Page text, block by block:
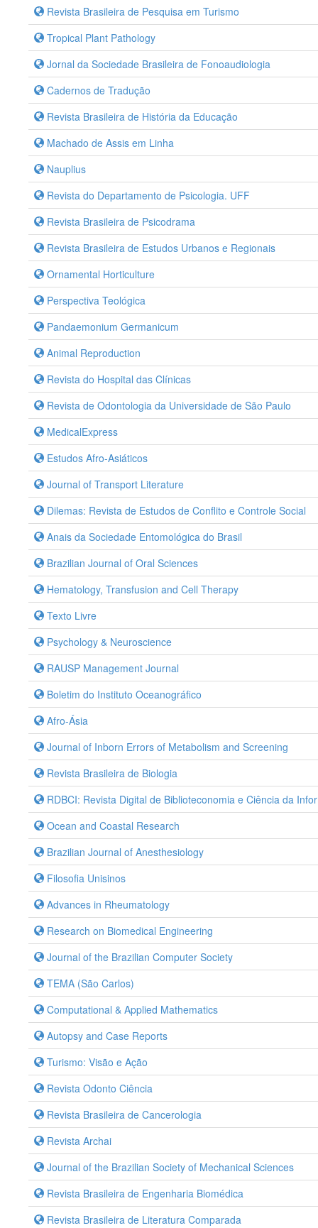
Revista Brasileira de Pesquisa em Turismo
Tropical Plant Pathology
Jornal da Sociedade Brasileira de Fonoaudiologia
Cadernos de Tradução
Revista Brasileira de História da Educação
Machado de Assis em Linha
Nauplius
Revista do Departamento de Psicologia. UFF
Revista Brasileira de Psicodrama
Revista Brasileira de Estudos Urbanos e Regionais
Ornamental Horticulture
Perspectiva Teológica
Pandaemonium Germanicum
Animal Reproduction
Revista do Hospital das Clínicas
Revista de Odontologia da Universidade de São Paulo
MedicalExpress
Estudos Afro-Asiáticos
Journal of Transport Literature
Dilemas: Revista de Estudos de Conflito e Controle Social
Anais da Sociedade Entomológica do Brasil
Brazilian Journal of Oral Sciences
Hematology, Transfusion and Cell Therapy
Texto Livre
Psychology & Neuroscience
RAUSP Management Journal
Boletim do Instituto Oceanográfico
Afro-Ásia
Journal of Inborn Errors of Metabolism and Screening
Revista Brasileira de Biologia
RDBCI: Revista Digital de Biblioteconomia e Ciência da
Ocean and Coastal Research
Brazilian Journal of Anesthesiology
Filosofia Unisinos
Advances in Rheumatology
Research on Biomedical Engineering
Journal of the Brazilian Computer Society
TEMA (São Carlos)
Computational & Applied Mathematics
Autopsy and Case Reports
Turismo: Visão e Ação
Revista Odonto Ciência
Revista Brasileira de Cancerologia
Revista Archai
Journal of the Brazilian Society of Mechanical Sciences
Revista Brasileira de Engenharia Biomédica
Revista Brasileira de Literatura Comparada